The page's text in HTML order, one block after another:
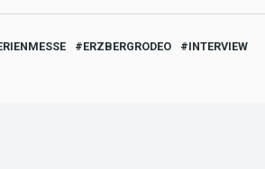
ERZBERGRODEO INTERVIEW